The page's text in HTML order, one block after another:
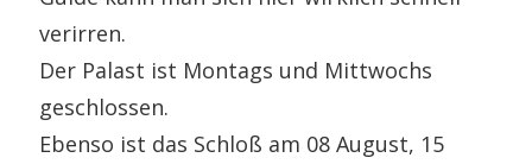
verirren.
Der Palast ist Montags und Mittwochs
geschlossen.
Ebenso ist das Schloß am 08 August, 15